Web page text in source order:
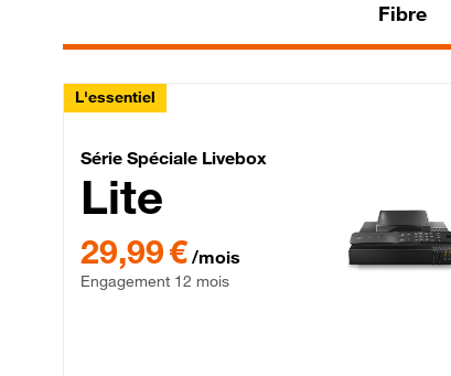
Fibre
L'essentiel
Série Spéciale
Série Spéciale Livebox
Lite
29,99 € par mois , Engagement 12 mois
29,99 € /mois
Engagement 12 mois